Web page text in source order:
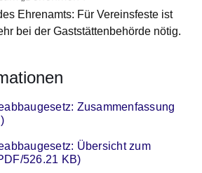
Ehrenamts: Für Vereinsfeste ist
bei der Gaststättenbehörde nötig.
Zusammenfassung
neuen Fenster
Übersicht zum
526.21 KB)
neuen Fenster